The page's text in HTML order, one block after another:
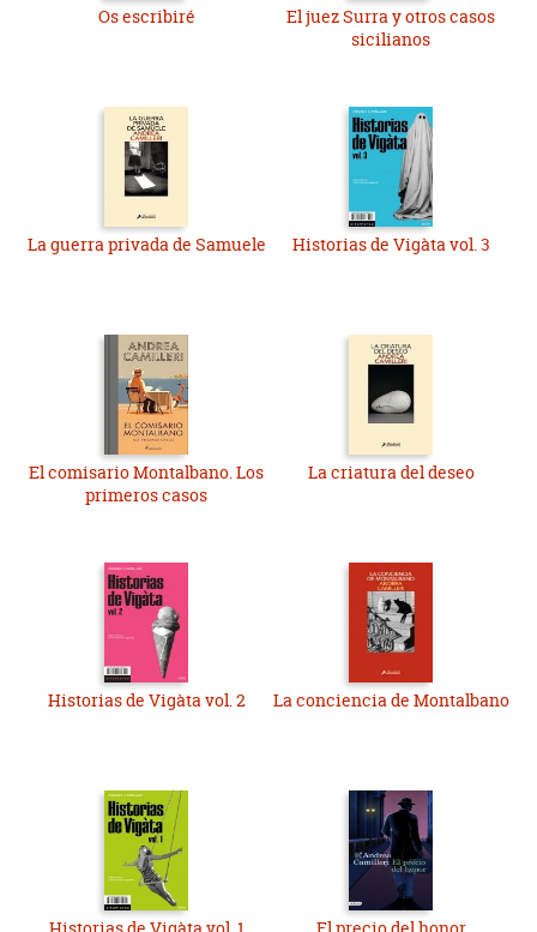
Os escribiré
El juez Surra y otros casos
sicilianos
La guerra privada de Samuele Historias de Vigàta vol. 3
El comisario Montalbano. Los
primeros casos
La criatura del deseo
Historias de Vigàta vol. 2 La conciencia de Montalbano